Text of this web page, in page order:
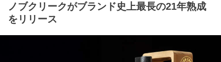
ノブクリークがブランド史上最長の21年熟成
をリリース